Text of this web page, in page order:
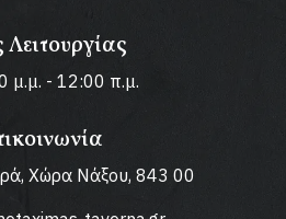
μ.μ. - 12:00 π.μ.
Χώρα Νάξου, 843 00